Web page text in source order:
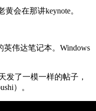
会在那讲keynote。
伟达笔记本。Windows
发了一模一样的帖子，
）。